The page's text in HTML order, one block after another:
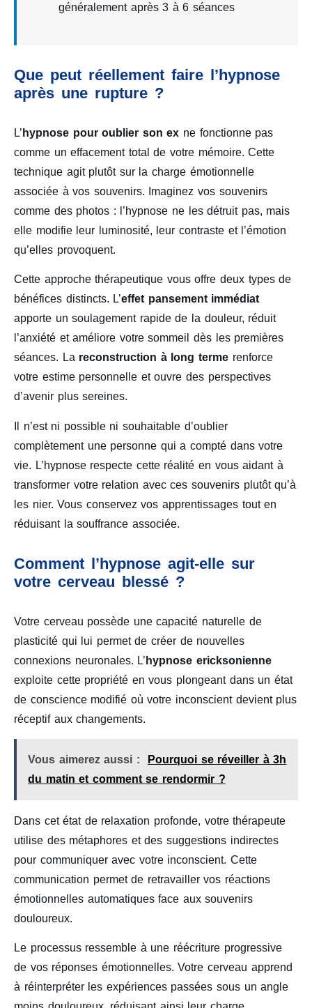
généralement après 3 à 6 séances
Que peut réellement faire l’hypnose
après une rupture ?
L’ hypnose pour oublier son ex ne fonctionne pas
comme un effacement total de votre mémoire. Cette
technique agit plutôt sur la charge émotionnelle
associée à vos souvenirs. Imaginez vos souvenirs
comme des photos : l’hypnose ne les détruit pas, mais
elle modifie leur luminosité, leur contraste et l’émotion
qu’elles provoquent.
Cette approche thérapeutique vous offre deux types de
bénéfices distincts. L’effet pansement immédiat
apporte un soulagement rapide de la douleur, réduit
l’anxiété et améliore votre sommeil dès les premières
séances. La reconstruction à long terme renforce
votre estime personnelle et ouvre des perspectives
d’avenir plus sereines.
Il n’est ni possible ni souhaitable d’oublier
complètement une personne qui a compté dans votre
vie. L’hypnose respecte cette réalité en vous aidant à
transformer votre relation avec ces souvenirs plutôt qu’à
les nier. Vous conservez vos apprentissages tout en
réduisant la souffrance associée.
Comment l’hypnose agit-elle sur
votre cerveau blessé ?
Votre cerveau possède une capacité naturelle de
plasticité qui lui permet de créer de nouvelles
connexions neuronales. L’ hypnose ericksonienne
exploite cette propriété en vous plongeant dans un état
de conscience modifié où votre inconscient devient plus
réceptif aux changements.
Vous aimerez aussi :
Pourquoi se réveiller à 3h
du matin et comment se rendormir ?
Dans cet état de relaxation profonde, votre thérapeute
utilise des métaphores et des suggestions indirectes
pour communiquer avec votre inconscient. Cette
communication permet de retravailler vos réactions
émotionnelles automatiques face aux souvenirs
douloureux.
Le processus ressemble à une réécriture progressive
de vos réponses émotionnelles. Votre cerveau apprend
à réinterpréter les expériences passées sous un angle